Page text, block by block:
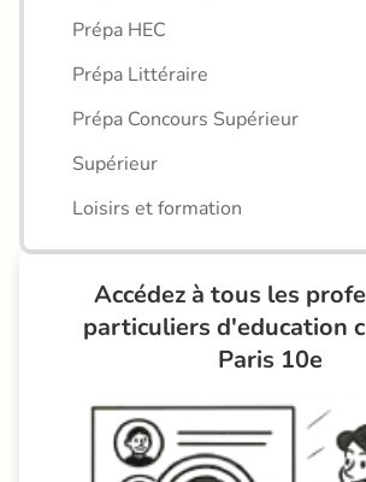
Prépa HEC
Prépa Littéraire
Prépa Concours Supérieur
Supérieur
Loisirs et formation
Accédez à tous les
particuliers d'education
Paris 10e